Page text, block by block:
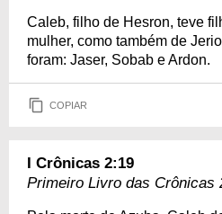
Caleb, filho de Hesron, teve
mulher, como também de
foram: Jaser, Sobab e Ardon.
COPIAR
I Crônicas 2:19
Primeiro Livro das Crônicas